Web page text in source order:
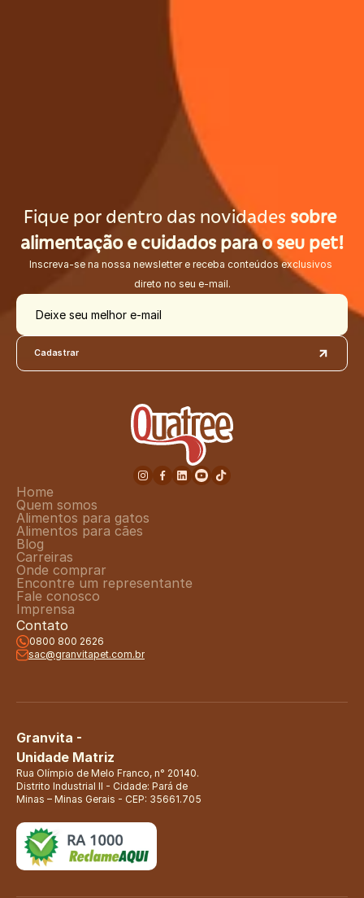
Fique por dentro das novidades sobre
alimentação e cuidados para o seu pet!
Inscreva-se na nossa newsletter e receba conteúdos exclusivos
direto no seu e-mail.
Deixe seu melhor e-mail
Cadastrar
Home
Quem somos
Alimentos para gatos
Alimentos para cães
Blog
Carreiras
Onde comprar
Encontre um representante
Fale conosco
Imprensa
Contato
0800 800 2626
sac@granvitapet.com.br
Granvita -
Unidade Matriz
Rua Olímpio de Melo Franco, n° 20140.
Distrito Industrial II - Cidade: Pará de
Minas – Minas Gerais - CEP: 35661.705